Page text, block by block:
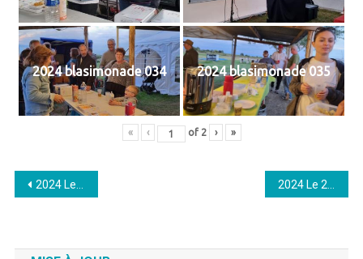
2024 blasimonade 034 2024 blasimonade 035
« ‹ of 2 › »
Navigation
l’article
2024 Le 18 Aout : Photos de Dany